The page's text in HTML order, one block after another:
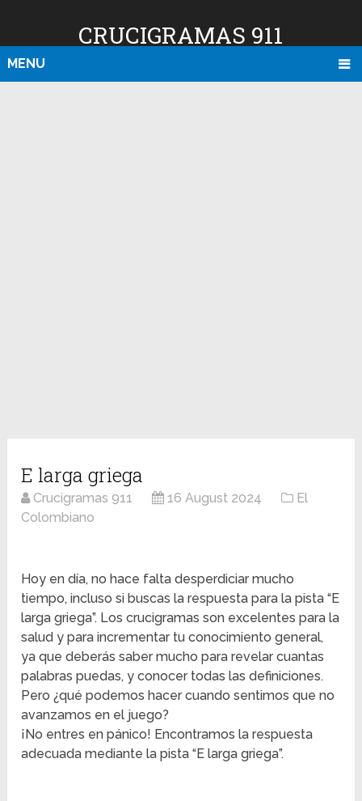
CRUCIGRAMAS 911
MENU
E larga griega
Crucigramas 911 16 August 2024
El
Colombiano
Hoy en día, no hace falta desperdiciar mucho
tiempo, incluso si buscas la respuesta para la pista “E
larga griega”. Los crucigramas son excelentes para la
salud y para incrementar tu conocimiento general,
ya que deberás saber mucho para revelar cuantas
palabras puedas, y conocer todas las definiciones.
Pero ¿qué podemos hacer cuando sentimos que no
avanzamos en el juego?
¡No entres en pánico! Encontramos la respuesta
adecuada mediante la pista “E larga griega”.